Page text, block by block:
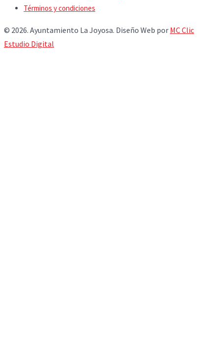
Términos y condiciones
© 2026. Ayuntamiento La Joyosa. Diseño Web por MC Clic
Estudio Digital